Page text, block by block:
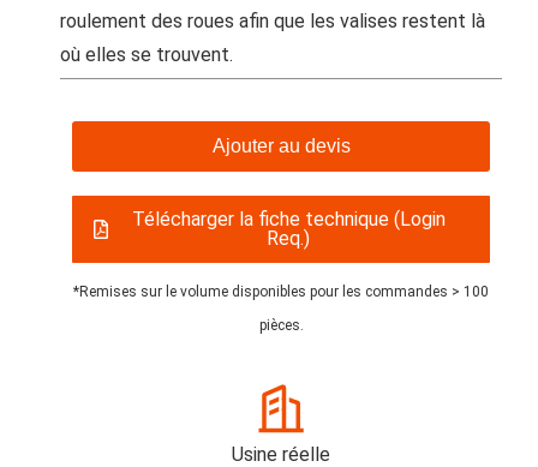
roulement des roues afin que les valises restent là
où elles se trouvent.
Ajouter au devis
Télécharger la fiche technique (Login
Req.)
*Remises sur le volume disponibles pour les commandes > 100
pièces.
Usine réelle